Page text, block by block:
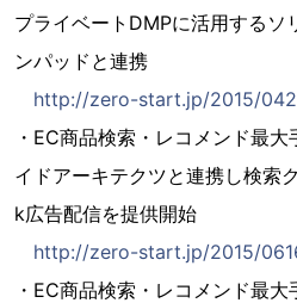
プライベートDMPに活用するソ
ンパッドと連携
http://zero-start.jp/2015/
・EC商品検索・レコメンド最
イドアーキテクツと連携し検索
k広告配信を提供開始
http://zero-start.jp/2015/
・EC商品検索・レコメンド最